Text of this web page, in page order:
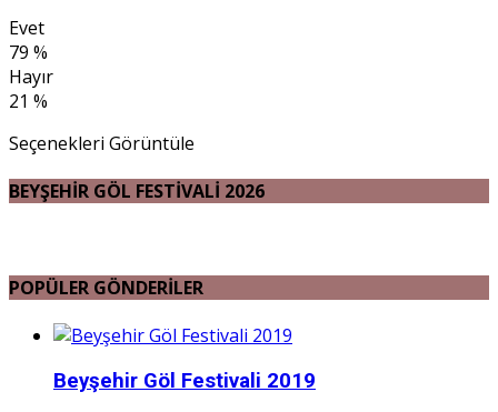
Evet
79 %
Hayır
21 %
Seçenekleri Görüntüle
BEYŞEHİR GÖL FESTİVALİ 2026
POPÜLER GÖNDERİLER
Beyşehir Göl Festivali 2019